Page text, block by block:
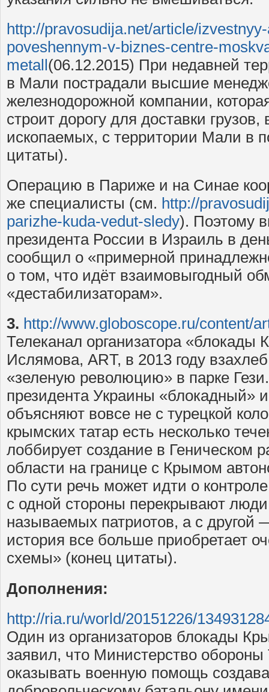
http://pravosudija.net/article/
poveshennym-v-biznes-centre-
metall (06.12.2015) При недавней
в Мали пострадали высшие
железнодорожной компании,
строит дорогу для доставки
ископаемых, с территории Мали в
цитаты).
Операцию в Париже и на Синае
же специалисты (см. http://
parizhe-kuda-vedut-sledy). Поэтому
президента России в Израиль в
сообщил о «примерной
о том, что идёт взаимовыгодный
«дестабилизаторам».
3. http://www.globoscope.ru/content/
Телеканал организатора «блокады
Ислямова, ART, в 2013 году
«зеленую революцию» в парке
президента Украины «блокадный»
объясняют вовсе не с турецкой
крымских татар есть несколько
лоббирует создание в Геническом
области на границе с Крымом
По сути речь может идти о
с одной стороны перекрывают люди
называемых патриотов, а с другой
история все больше приобретает
схемы» (конец цитаты).
Дополнения:
http://ria.ru/world/20151226/
Один из организаторов блокады
заявил, что Министерство обороны
оказывать военную помощь